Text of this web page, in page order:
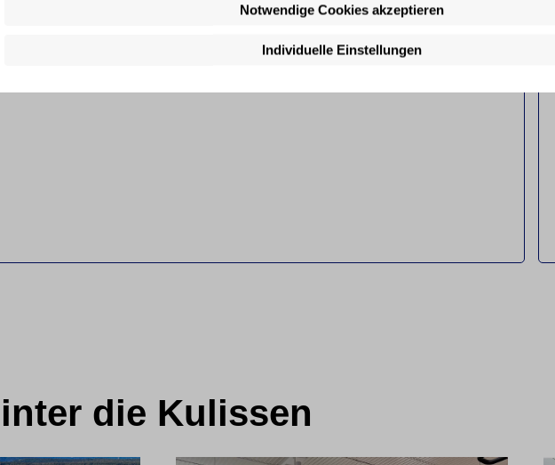
die Kulissen
Notwendige Cookies akzeptieren
Individuelle Einstellungen